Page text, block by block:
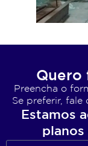
Quero
Preencha o
Se preferir,
Estamos
planos